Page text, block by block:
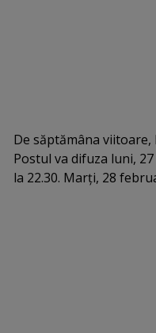
De săptămâna
Postul va difuza luni,
la 22.30. Marţi, 28